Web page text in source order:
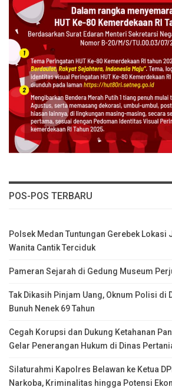
POS-POS TERBARU
Polsek Medan Tuntungan Gerebek Lokasi
Wanita Cantik Terciduk
Pameran Sejarah di Gedung Museum
Tak Dikasih Pinjam Uang, Oknum Polisi di
Bunuh Nenek 69 Tahun
Cegah Korupsi dan Dukung Ketahanan
Gelar Penerangan Hukum di Dinas
Silaturahmi Kapolres Belawan ke Ketua
Narkoba, Kriminalitas hingga Potensi